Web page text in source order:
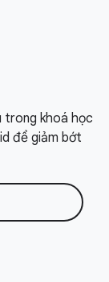
trong khoá học
để giảm bớt